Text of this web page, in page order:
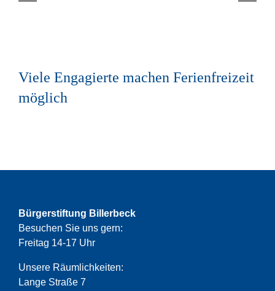
Viele Engagierte machen Ferienfreizeit
möglich
Bürgerstiftung Billerbeck
Besuchen Sie uns gern:
Freitag 14-17 Uhr
Unsere Räumlichkeiten:
Lange Straße 7